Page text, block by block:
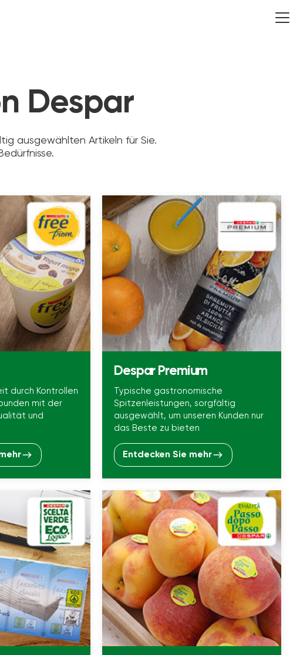
Despar
ausgewählten Artikeln für Sie.
durch Kontrollen
mit der
und
Despar Premium
Typische gastronomische
Spitzenleistungen, sorgfältig
ausgewählt, um unseren Kunden nur
das Beste zu bieten
Entdecken Sie mehr